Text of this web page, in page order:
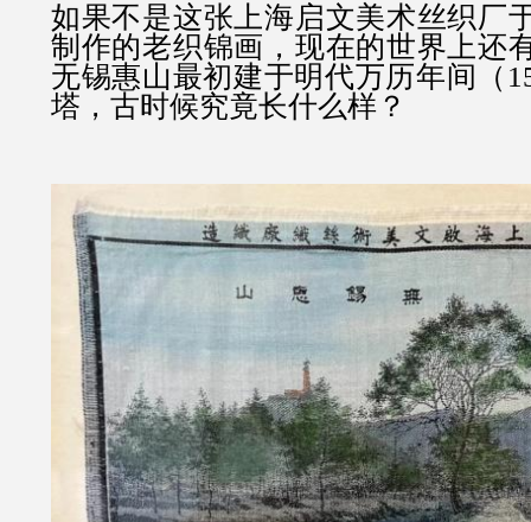
如果不是这张上海启文美术丝织厂
制作的老织锦画，现在的世界上还
无锡惠山最初建于明代万历年间（
塔，古时候究竟长什么样？